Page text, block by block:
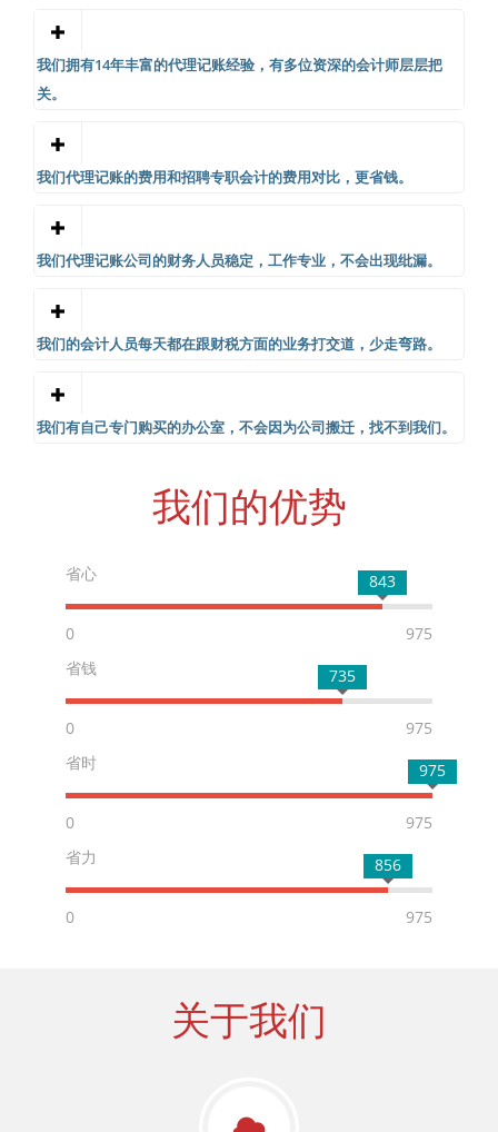
我们拥有14年丰富的代理记账经验，有多位资深的会计师层层把
关。
我们代理记账的费用和招聘专职会计的费用对比，更省钱。
我们代理记账公司的财务人员稳定，工作专业，不会出现纰漏。
我们的会计人员每天都在跟财税方面的业务打交道，少走弯路。
我们有自己专门购买的办公室，不会因为公司搬迁，找不到我们。
我们的优势
省心 843
0
975
省钱
735
0
975
省时
975
0
975
省力
856
0 975
关于我们